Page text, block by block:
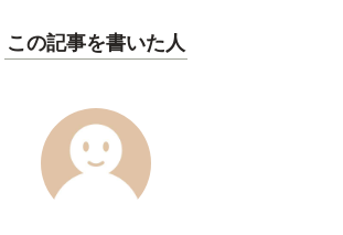
この記事を書いた人